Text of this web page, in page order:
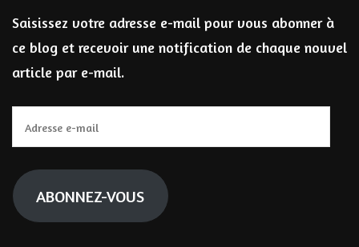
Saisissez votre adresse e-mail pour vous abonner à
ce blog et recevoir une notification de chaque nouvel
article par e-mail.
e-
mail
ABONNEZ-VOUS